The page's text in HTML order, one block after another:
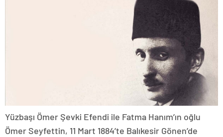
Yüzbaşı Ömer Şevki Efendi ile Fatma Hanım’ın oğlu
Ömer Seyfettin, 11 Mart 1884’te Balıkesir Gönen’de